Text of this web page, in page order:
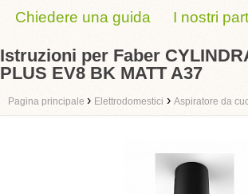
Chiedere una guida
I nostri
Istruzioni per Faber
PLUS EV8 BK MATT A37
Pagina principale › Elettrodomestici › Aspiratore da